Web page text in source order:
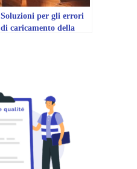
Soluzioni per gli errori
di caricamento della